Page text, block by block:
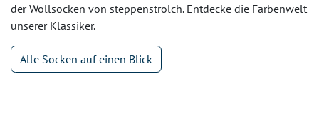
der Wollsocken von steppenstrolch. Entdecke die Farbenwelt
unserer Klassiker.
Alle Socken auf einen Blick